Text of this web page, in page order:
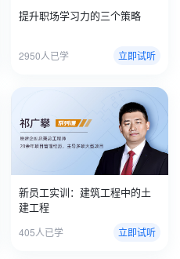
提升职场学习力的三个策略
2950人已学 立即试听
新员工实训：建筑工程中的土
建工程
405人已学 立即试听